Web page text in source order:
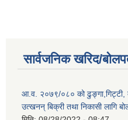
सार्वजनिक खरिद/
आ.व. २०७९/०८० को ढुङ्गा,गिट्टी,
उत्खनन् बिक्री तथा निकासी लागि